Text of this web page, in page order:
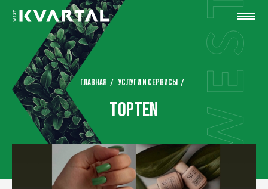
ГЛАВНАЯ УСЛУГИ И СЕРВИСЫ
TOPTEN